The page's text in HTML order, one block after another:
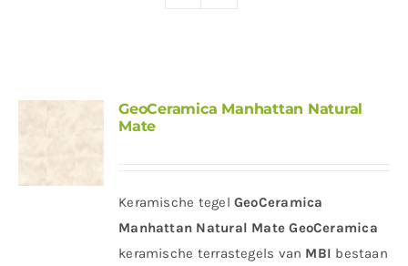
GeoCeramica Manhattan Natural
Mate
Keramische tegel GeoCeramica
Manhattan Natural Mate GeoCeramica
keramische terrastegels van MBI bestaan